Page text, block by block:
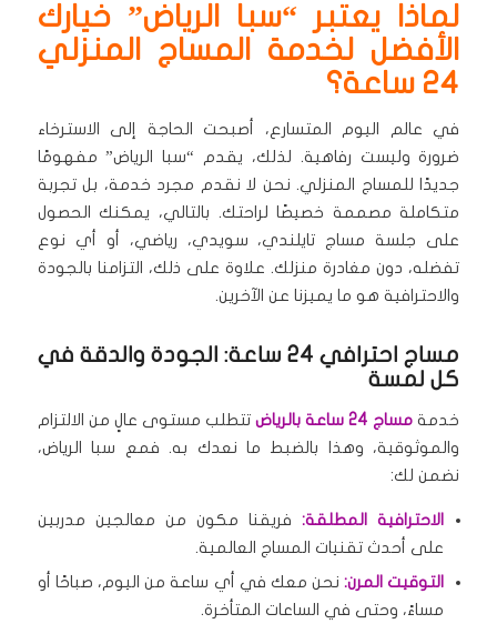
لماذا يعتبر “سبا الرياض” خيارك
الأفضل لخدمة المساج المنزلي
24 ساعة؟
في عالم اليوم المتسارع، أصبحت الحاجة إلى الاسترخاء
ضرورة وليست رفاهية. لذلك، يقدم “سبا الرياض” مفهومًا
جديدًا للمساج المنزلي. نحن لا نقدم مجرد خدمة، بل تجربة
متكاملة مصممة خصيصًا لراحتك. بالتالي، يمكنك الحصول
على جلسة مساج تايلندي، سويدي، رياضي، أو أي نوع
تفضله، دون مغادرة منزلك. علاوة على ذلك، التزامنا بالجودة
والاحترافية هو ما يميزنا عن الآخرين.
مساج احترافي 24 ساعة: الجودة والدقة في
كل لمسة
خدمة مساج 24 ساعة بالرياض
تتطلب مستوى عالٍ من الالتزام
والموثوقية، وهذا بالضبط ما نعدك به. فمع سبا الرياض،
نضمن لك:
الاحترافية المطلقة:فريقنا مكون من معالجين مدربين
على أحدث تقنيات المساج العالمية.
التوقيت المرن:نحن معك في أي ساعة من اليوم، صباحًا أو
مساءً، وحتى في الساعات المتأخرة.